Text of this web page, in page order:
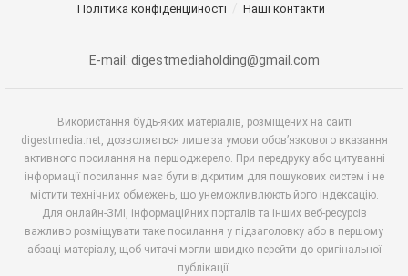
Політика конфіденційності
Наші контакти
E-mail: digestmediaholding@gmail.com
Використання будь-яких матеріалів, розміщених на сайті
digestmedia.net, дозволяється лише за умови обов’язкового вказання
активного посилання на першоджерело. При передруку або цитуванні
інформації посилання має бути відкритим для пошукових систем і не
містити технічних обмежень, що унеможливлюють його індексацію.
Для онлайн-ЗМІ, інформаційних порталів та інших веб-ресурсів
важливо розміщувати таке посилання у підзаголовку або в першому
абзаці матеріалу, щоб читачі могли швидко перейти до оригінальної
публікації.